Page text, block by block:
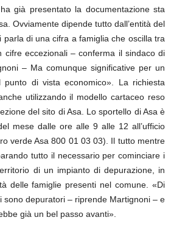
già presentato la documentazione sta
Ovviamente dipende tutto dall’entità del
di una cifra a famiglia che oscilla tra
eccezionali – conferma il sindaco di
– Ma comunque significative per un
punto di vista economico». La richiesta
utilizzando il modello cartaceo reso
del sito di Asa. Lo sportello di Asa è
mese dalle ore alle 9 alle 12 all’ufficio
verde Asa 800 01 03 03). Il tutto mentre
tutto il necessario per cominciare i
di un impianto di depurazione, in
delle famiglie presenti nel comune. «Di
sono depuratori – riprende Martignoni – e
già un bel passo avanti».